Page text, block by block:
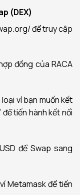
(DEX)
để truy cập
đồng của RACA
ví bạn muốn kết
để tiến hành kết nối
để Swap sang
Metamask để tiến